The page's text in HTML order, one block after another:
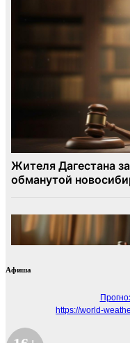
Афиша
https://world-